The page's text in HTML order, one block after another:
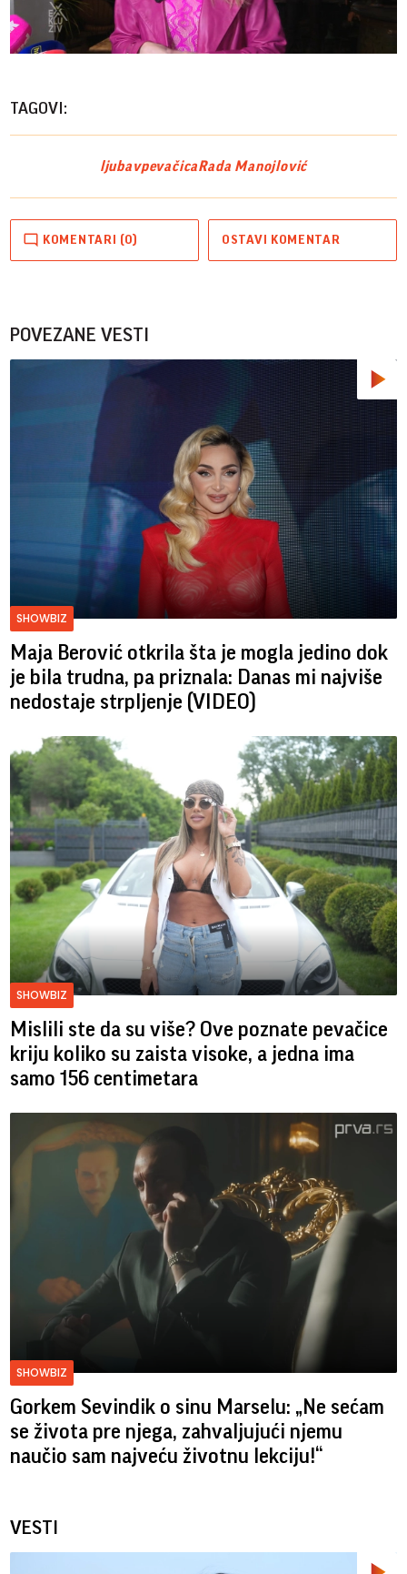
TAGOVI:
ljubavpevačicaRada Manojlović
KOMENTARI (0) OSTAVI KOMENTAR
POVEZANE VESTI
SHOWBIZ
Maja Berović otkrila šta je mogla jedino dok
je bila trudna, pa priznala: Danas mi najviše
nedostaje strpljenje (VIDEO)
SHOWBIZ
Mislili ste da su više? Ove poznate pevačice
kriju koliko su zaista visoke, a jedna ima
samo 156 centimetara
SHOWBIZ
Gorkem Sevindik o sinu Marselu: „Ne sećam
se života pre njega, zahvaljujući njemu
naučio sam najveću životnu lekciju!“
VESTI